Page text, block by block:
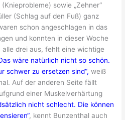
sowie „Zehner“
(Schlag auf den Fuß) ganz
schon angeschlagen in das
und konnten in dieser Woche
drei aus, fehlt eine wichtige
wäre natürlich nicht so schön.
schwer zu ersetzen sind“, weiß
Auf der anderen Seite fällt
einer Muskelverhärtung
nicht schlecht. Die können
, kennt Bunzenthal auch